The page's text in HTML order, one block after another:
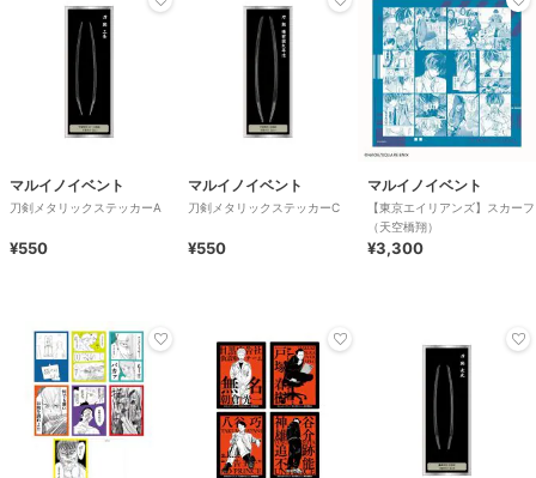
マルイノイベント
刀剣メタリックステッカーA
¥550
マルイノイベント
刀剣メタリックステッカーC
¥550
マルイノイベント
【東京エイリアンズ】スカーフ
（天空橋翔）
¥3,300